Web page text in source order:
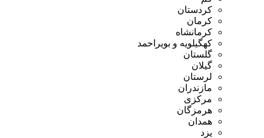
کردستان
کرمان
کرمانشاه
کهگیلویه و بویراحمد
گلستان
گیلان
لرستان
مازندران
مرکزی
هرمزگان
همدان
یزد